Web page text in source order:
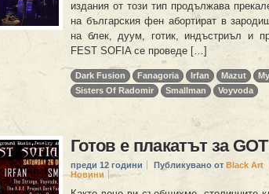
издания от този тип продължава
на българския фен абортират в
на блек, дуум, готик, индъстриъл и
FEST SOFIA се проведе […]
Dark Fusion Fanagoria Irfan Mazut
Sisters Of Radomir
Smallman Voyvoda
Готов е плакатът за
преди 12 години Публикувано от Black Art
Новини